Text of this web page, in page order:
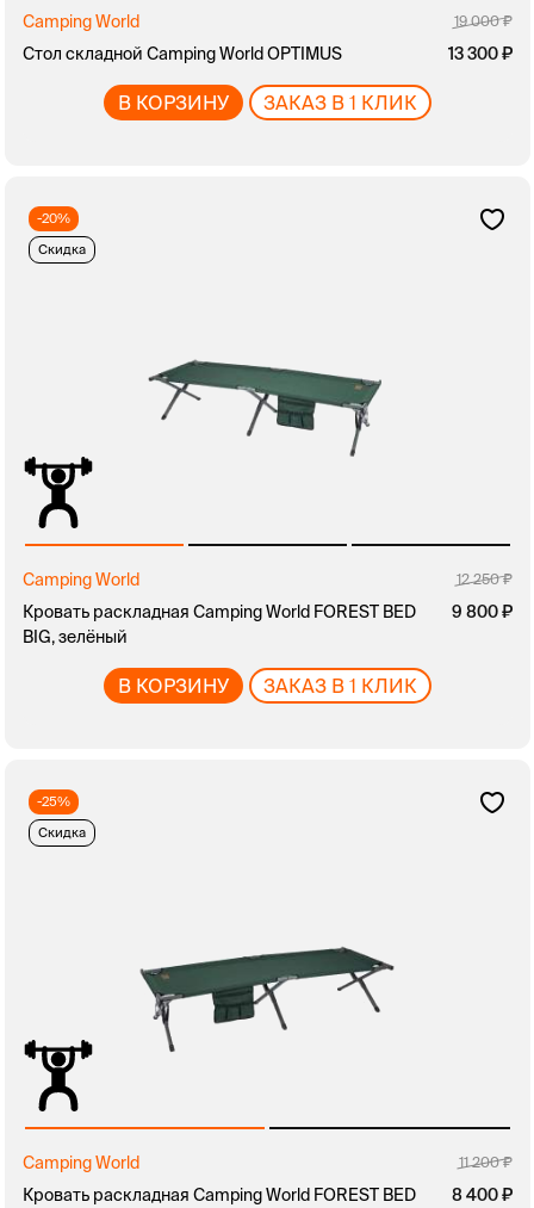
Camping World 19 000
Стол складной Camping World OPTIMUS 13 300
В КОРЗИНУ ЗАКАЗ В 1 КЛИК
-20%
Скидка
Camping World 12 250
Кровать раскладная Camping World FOREST BED
BIG, зелёный
9 800
В КОРЗИНУ ЗАКАЗ В 1 КЛИК
-25%
Скидка
Camping World 11 200
Кровать раскладная Camping World FOREST BED
8 400